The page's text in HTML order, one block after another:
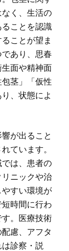
く、生活の
ことを認識
ことが望ま
あり、思春
面や精神面
茎」「仮性
、状態によ
が出ること
ています。
は、患者の
ニックや治
すい環境が
時間に行わ
。医療技術
慮、アフタ
診察・説